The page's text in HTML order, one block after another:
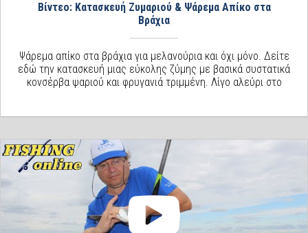
Βίντεο: Κατασκευή Ζυμαριού & Ψάρεμα Απίκο στα
Βράχια
Ψάρεμα απίκο στα βράχια για μελανούρια και όχι μόνο. Δείτε
εδώ την κατασκευή μιας εύκολης ζύμης με βασικά συστατικά
κονσέρβα ψαριού και φρυγανιά τριμμένη. Λίγο αλεύρι στο